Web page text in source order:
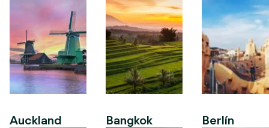
Auckland Bangkok Berlín